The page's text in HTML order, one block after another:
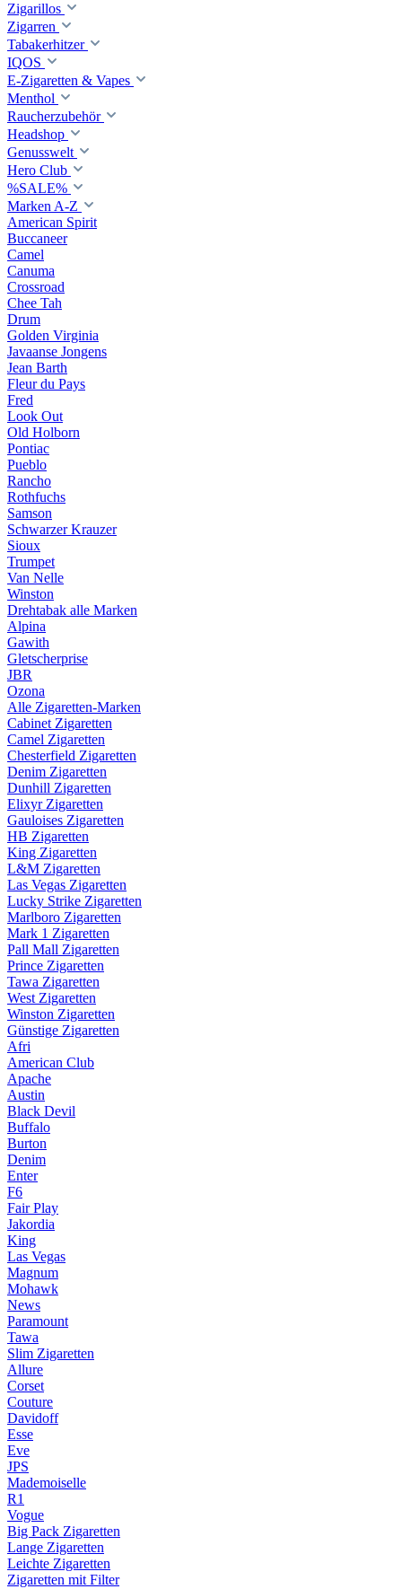
Zigarillos
Zigarren
Tabakerhitzer
IQOS
E-Zigaretten & Vapes
Menthol
Raucherzubehör
Headshop
Genusswelt
Hero Club
%SALE%
Marken A-Z
American Spirit
Buccaneer
Camel
Canuma
Crossroad
Сhee Tah
Drum
Golden Virginia
Javaanse Jongens
Jean Barth
Fleur du Pays
Fred
Look Out
Old Holborn
Pontiac
Pueblo
Rancho
Rothfuchs
Samson
Schwarzer Krauzer
Sioux
Trumpet
Van Nelle
Winston
Drehtabak alle Marken
Alpina
Gawith
Gletscherprise
JBR
Ozona
Alle Zigaretten-Marken
Cabinet Zigaretten
Camel Zigaretten
Chesterfield Zigaretten
Denim Zigaretten
Dunhill Zigaretten
Elixyr Zigaretten
Gauloises Zigaretten
HB Zigaretten
King Zigaretten
L&M Zigaretten
Las Vegas Zigaretten
Lucky Strike Zigaretten
Marlboro Zigaretten
Mark 1 Zigaretten
Pall Mall Zigaretten
Prince Zigaretten
Tawa Zigaretten
West Zigaretten
Winston Zigaretten
Günstige Zigaretten
Afri
American Club
Apache
Austin
Black Devil
Buffalo
Burton
Denim
Enter
F6
Fair Play
Jakordia
King
Las Vegas
Magnum
Mohawk
News
Paramount
Tawa
Slim Zigaretten
Allure
Corset
Couture
Davidoff
Esse
Eve
JPS
Mademoiselle
R1
Vogue
Big Pack Zigaretten
Lange Zigaretten
Leichte Zigaretten
Zigaretten mit Filter